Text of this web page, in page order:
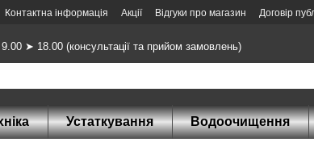
Контактна інформація Акції Відгуки про магазин Договір
➤ 18.00 (консультації та прийом замовлень)
Устаткування Водоочищення